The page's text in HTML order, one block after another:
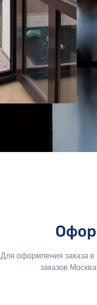
Для оформления заказа
заказов